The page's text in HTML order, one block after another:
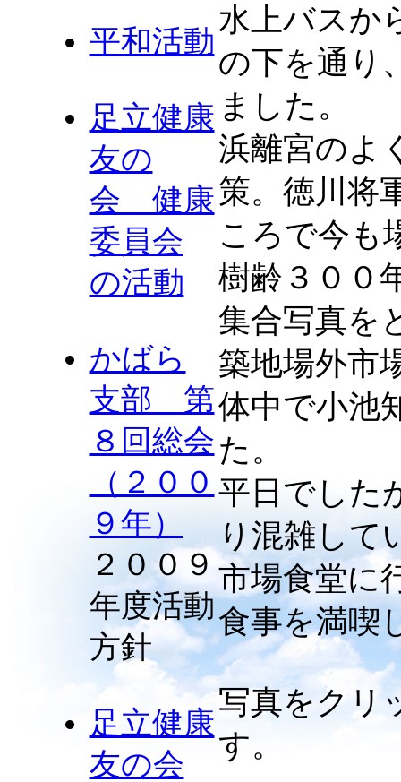
平和活動
足立健康
友の
会 健康
委員会
の活動
かばら
支部 第
８回総会
（２００
９年）
２００９
年度活動
方針
足立健康
友の会
水上バスか
の下を通り
ました。
浜離宮のよ
策。徳川将
ころで今も
樹齢３００
集合写真を
築地場外市
体中で小池
た。
平日でした
り混雑して
市場食堂に
食事を満喫
写真をクリ
す。